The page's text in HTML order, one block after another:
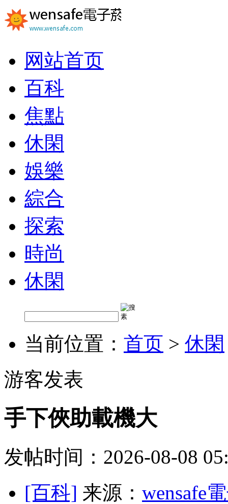
网站首页
百科
焦點
休閑
娛樂
綜合
探索
時尚
休閑
当前位置： 首页 > 休閑
游客发表
手下俠助載機大
发帖时间：2026-08-08
[百科] 来源： wensafe